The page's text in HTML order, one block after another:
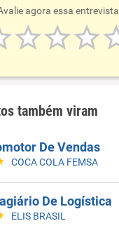
agora essa entrevista
também viram
De Vendas
COCA COLA FEMSA
De Logística
ELIS BRASIL